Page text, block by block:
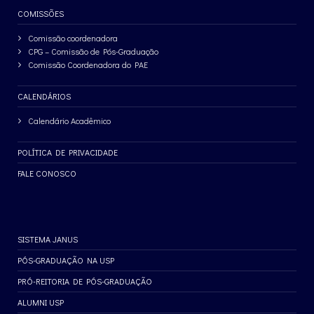
COMISSÕES
Comissão coordenadora
CPG – Comissão de Pós-Graduação
Comissão Coordenadora do PAE
CALENDÁRIOS
Calendário Acadêmico
POLÍTICA DE PRIVACIDADE
FALE CONOSCO
SISTEMA JANUS
PÓS-GRADUAÇÃO NA USP
PRÓ-REITORIA DE PÓS-GRADUAÇÃO
ALUMNI USP